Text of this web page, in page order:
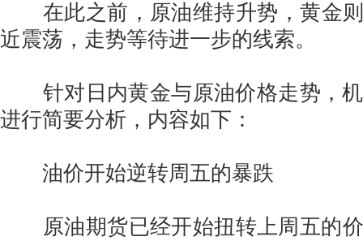
在此之前，原油维持升势，黄金则
近震荡，走势等待进一步的线索。
针对日内黄金与原油价格走势，机
进行简要分析，内容如下：
油价开始逆转周五的暴跌
原油期货已经开始扭转上周五的价